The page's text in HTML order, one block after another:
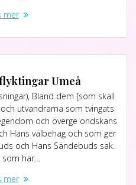
mer
Umeå
Bland dem [som skall
utvandrarna som tvingats
och överge ondskans
Hans välbehag och som ger
och Hans Sändebuds sak.
som har…
mer